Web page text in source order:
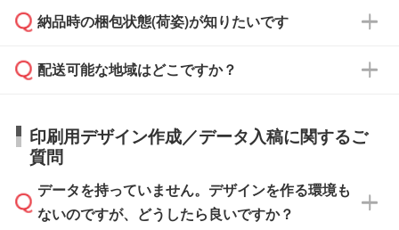
ご希望の際は担当スタッフまでお気軽にご相談
ください。
ご入金確認後、1～2営業日で出荷いたしま
タッフまでお問い合わせください。
ル」に注文予定日をご入力いただくと、おおよ
その締切日や出荷目安をご確認いただけます。
い。
応が可能かご案内いたします。
す。>>対象商品はこちら
※最短出荷日は商品によって異なります。各商
品ページにてご確認ください
ご入金確認後に在庫を確保し、注文確定のご連
はできかねますので予めご了承ください。
納品時の梱包状態(荷姿)が知りたいです
商品によって異なります。各ページにある商品
す。(白箱、化粧箱、ブリスターパックなど)
【袋入り】 商品がひとつずつ袋に入っていま
す。(透明袋、デザイン袋など)
【個包装なし】 個包装がされていない状態で
配送可能な地域はどこですか？
日本全国へお届けが可能です。なお、海外への
直接納品は行っておりませんので予めご了承く
ださい。
印刷用デザイン作成／データ入稿に関するご
質問
データを持っていません。デザインを作る環境も
ないのですが、どうしたら良いですか？